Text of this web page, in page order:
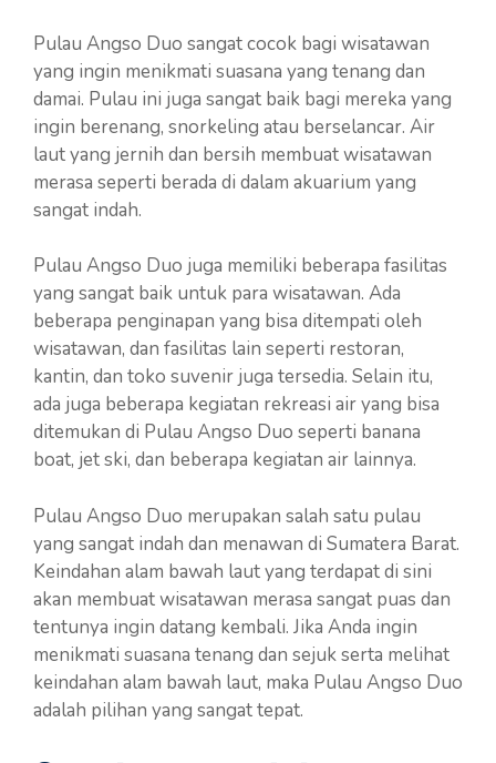
Pulau Angso Duo sangat cocok bagi wisatawan
yang ingin menikmati suasana yang tenang dan
damai. Pulau ini juga sangat baik bagi mereka yang
ingin berenang, snorkeling atau berselancar. Air
laut yang jernih dan bersih membuat wisatawan
merasa seperti berada di dalam akuarium yang
sangat indah.
Pulau Angso Duo juga memiliki beberapa fasilitas
yang sangat baik untuk para wisatawan. Ada
beberapa penginapan yang bisa ditempati oleh
wisatawan, dan fasilitas lain seperti restoran,
kantin, dan toko suvenir juga tersedia. Selain itu,
ada juga beberapa kegiatan rekreasi air yang bisa
ditemukan di Pulau Angso Duo seperti banana
boat, jet ski, dan beberapa kegiatan air lainnya.
Pulau Angso Duo merupakan salah satu pulau
yang sangat indah dan menawan di Sumatera Barat.
Keindahan alam bawah laut yang terdapat di sini
akan membuat wisatawan merasa sangat puas dan
tentunya ingin datang kembali. Jika Anda ingin
menikmati suasana tenang dan sejuk serta melihat
keindahan alam bawah laut, maka Pulau Angso Duo
adalah pilihan yang sangat tepat.